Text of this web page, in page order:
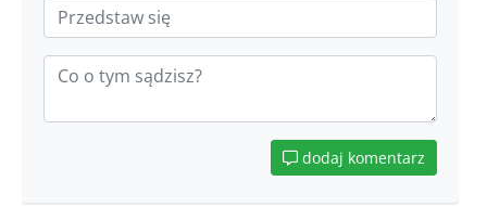
dodaj komentarz